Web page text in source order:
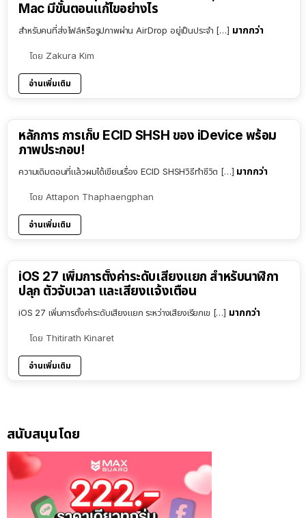
Mac มีขั้นตอนแก้ไขอย่างไร
สำหรับคนที่ส่งไฟล์หรือรูปภาพผ่าน AirDrop อยู่เป็นประจำ […] มากกว่า
โดย Zakura Kim
อ่านเพิ่มเติม
หลักการ การเก็บ ECID SHSH ของ iDevice พร้อม
ภาพประกอบ!
ความเดิมตอนที่แล้วผมได้เขียนเรื่อง ECID SHSHวิธีทำชีวิต […] มากกว่า
โดย Attapon Thaphaengphan
อ่านเพิ่มเติม
iOS 27 เพิ่มการตั้งค่าระดับเสียงแยก สำหรับนาฬิกา
ปลุก ตัวจับเวลา และเสียงแจ้งเตือน
iOS 27 เพิ่มการตั้งค่าระดับเสียงแยก ระหว่างเสียงเรียกเข […] มากกว่า
โดย Thitirath Kinaret
อ่านเพิ่มเติม
สนับสนุนโดย